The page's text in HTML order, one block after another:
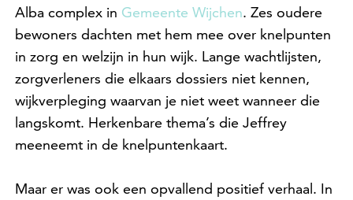
Alba complex in Gemeente Wijchen. Zes oudere
bewoners dachten met hem mee over knelpunten
in zorg en welzijn in hun wijk. Lange wachtlijsten,
zorgverleners die elkaars dossiers niet kennen,
wijkverpleging waarvan je niet weet wanneer die
langskomt. Herkenbare thema’s die Jeffrey
meeneemt in de knelpuntenkaart.
Maar er was ook een opvallend positief verhaal. In